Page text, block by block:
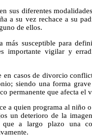
sus diferentes
a su vez rechace a su
de ellos.
más susceptible para
importante vigilar y
en casos de divorcio
siendo una forma
permanente que afecta el
a quien programa al niño
un deterioro de la
que a largo plazo una